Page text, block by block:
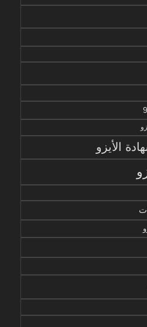
الأيزو